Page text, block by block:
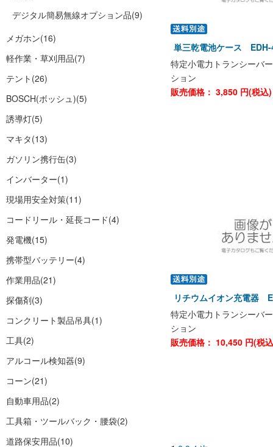
デジタル簡易無線オプション品(9)
メガホン(16)
軽作業・草刈用品(7)
テント (26)
BOSCH(ボッシュ)(5)
誘導灯(5)
マキタ(13)
ガソリン携行缶(3)
インバーター(1)
現場用安全対策(11)
コードリール・延長コード(4)
発電機(15)
携帯型バッテリー(4)
作業用品(21)
探傷剤(3)
コンクリート製品吊具(1)
工具(2)
アルコール検知器(9)
コーン(21)
自動車用品(2)
工具箱・ツールバック・腰袋(2)
道路保安用品(10)
単三乾電池ケース EDH-
特定小電力トランシーバ
ション
販売価格： 3,850 円(税
リチウムイオン充電器
特定小電力トランシーバ
ション
販売価格： 10,450 円(税